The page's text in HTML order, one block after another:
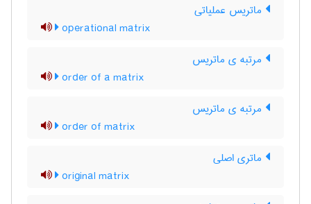
ماتریس عملیاتی
operational matrix
مرتبه ی ماتریس
order of a matrix
مرتبه ی ماتریس
order of matrix
ماتری اصلی
original matrix